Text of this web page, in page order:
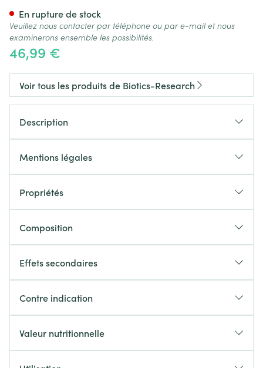
46,99 €
En rupture de stock
Veuillez nous contacter par téléphone ou par e-mail et nous
examinerons ensemble les possibilités.
Voir tous les produits de Biotics-Research
Description
Mentions légales
Propriétés
Composition
Effets secondaires
Contre indication
Valeur nutritionnelle